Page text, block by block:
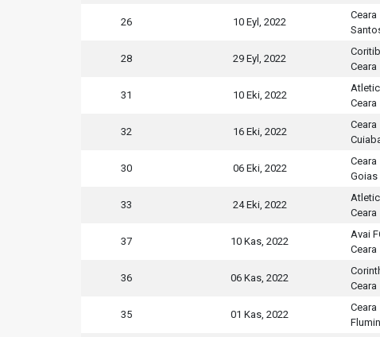
26 10 Eyl, 2022
Ceara
28 29 Eyl, 2022
Ceara
31 10 Eki, 2022
Ceara
32 16 Eki, 2022
Ceara
30 06 Eki, 2022
Ceara
Goias
33 24 Eki, 2022
Ceara
37 10 Kas, 2022
Avai
Ceara
36 06 Kas, 2022
Ceara
35 01 Kas, 2022
Ceara